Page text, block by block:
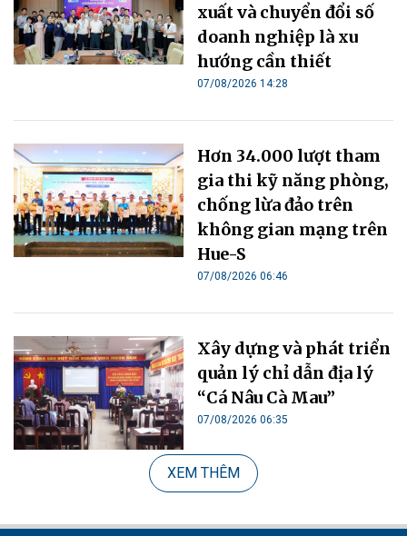
xuất và chuyển đổi số
doanh nghiệp là xu
hướng cần thiết
07/08/2026 14:28
Hơn 34.000 lượt tham
gia thi kỹ năng phòng,
chống lừa đảo trên
không gian mạng trên
Hue-S
07/08/2026 06:46
Xây dựng và phát triển
quản lý chỉ dẫn địa lý
“Cá Nâu Cà Mau”
07/08/2026 06:35
XEM THÊM